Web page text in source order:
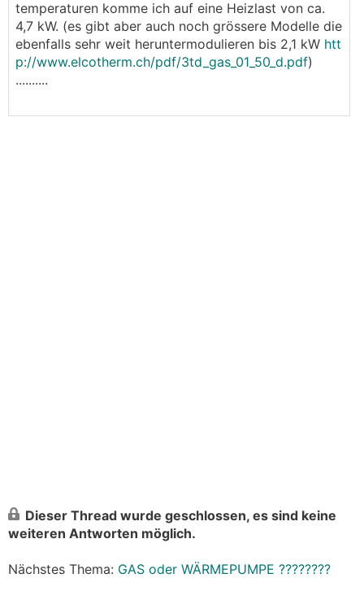
temperaturen komme ich auf eine Heizlast von ca.
4,7 kW. (es gibt aber auch noch grössere Modelle die
ebenfalls sehr weit heruntermodulieren bis 2,1 kW htt
p://www.elcotherm.ch/pdf/3td_gas_01_50_d.pdf)
..........
Dieser Thread wurde geschlossen, es sind keine
weiteren Antworten möglich.
Nächstes Thema: GAS oder WÄRMEPUMPE ????????